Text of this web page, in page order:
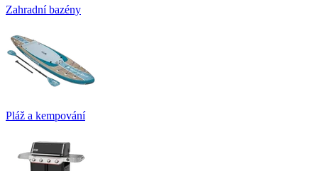
Zahradní bazény
Pláž a kempování